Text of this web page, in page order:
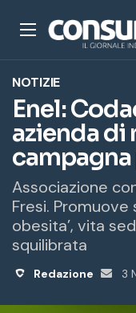
Menu
NOTIZIE
Enel:
azienda di
Associazione
Fresi.
obesita’, vita
squilibrata
Redazione
Invia
3